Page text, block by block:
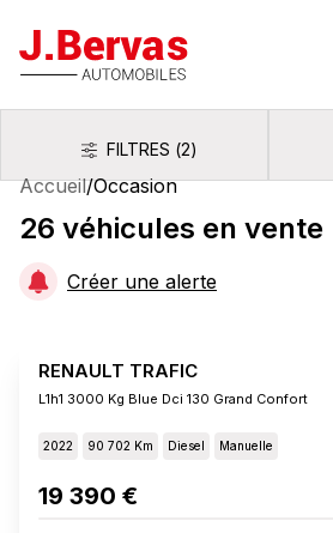
J.Bervas
FiltresFILTRES (2)
Accueil/Occasion
26 véhicules en vente
Créer une alerte
RENAULT TRAFIC
L1h1 3000 Kg Blue Dci 130 Grand Confort
2022 90 702 Km Diesel Manuelle
19 390 €